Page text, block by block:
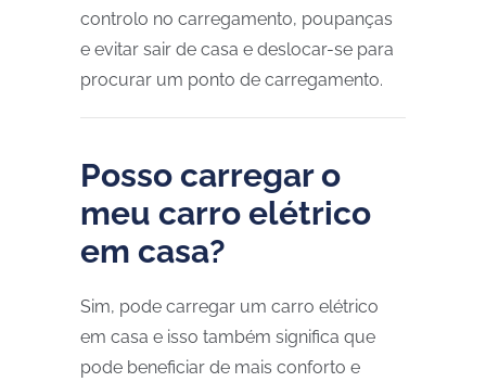
controlo no carregamento, poupanças
e evitar sair de casa e deslocar-se para
procurar um ponto de carregamento.
Posso carregar o
meu carro elétrico
em casa?
Sim, pode carregar um carro elétrico
em casa e isso também significa que
pode beneficiar de mais conforto e